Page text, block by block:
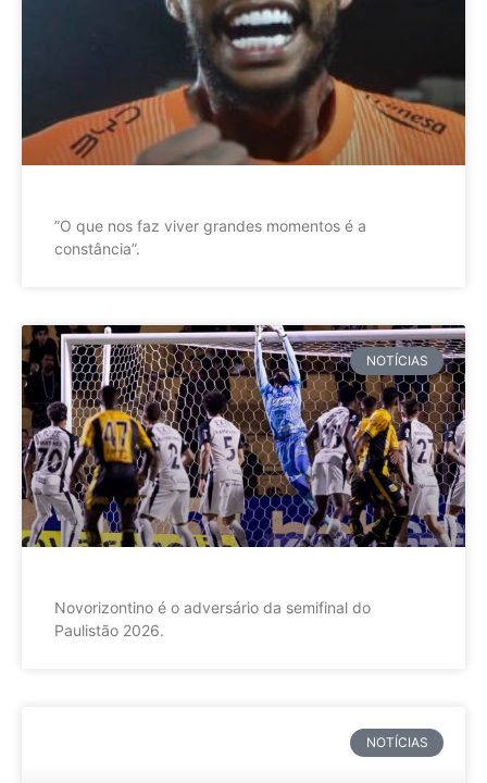
”O que nos faz viver grandes momentos é a
constância”.
NOTÍCIAS
Novorizontino é o adversário da semifinal do
Paulistão 2026.
NOTÍCIAS